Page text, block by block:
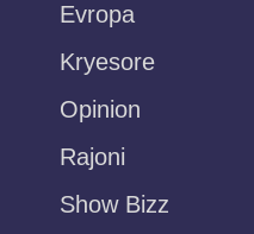
Evropa
Kryesore
Opinion
Rajoni
Show Bizz